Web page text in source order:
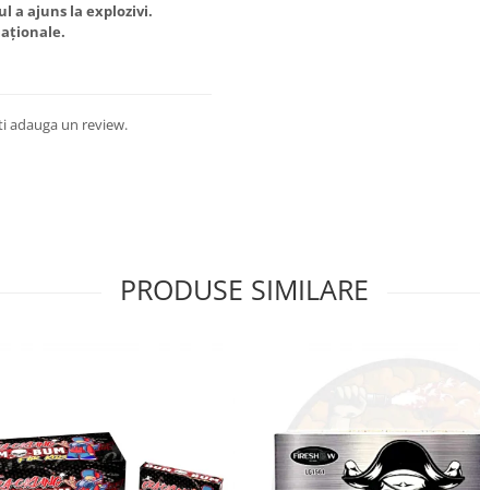
a ajuns la explozivi.
adauga un review.
PRODUSE SIMILARE